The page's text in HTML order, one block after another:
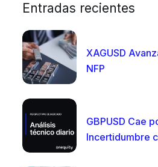
Entradas recientes
XAGUSD
NFP
GBPUSD Cae
Incertidumbre